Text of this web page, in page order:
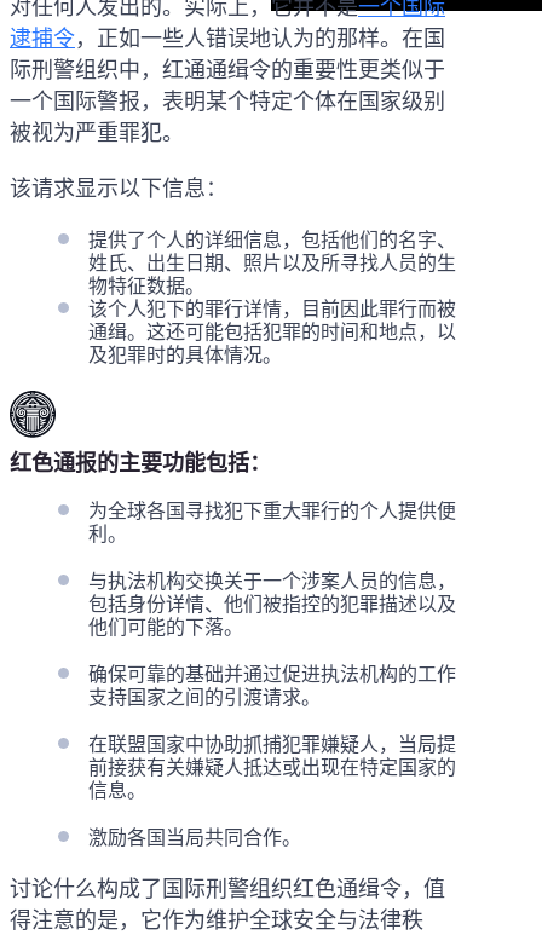
对任何人发出的。实际上，它并不是一个国际
逮捕令，正如一些人错误地认为的那样。在国
际刑警组织中，红通通缉令的重要性更类似于
一个国际警报，表明某个特定个体在国家级别
被视为严重罪犯。
该请求显示以下信息：
提供了个人的详细信息，包括他们的名字、
姓氏、出生日期、照片以及所寻找人员的生
物特征数据。
该个人犯下的罪行详情，目前因此罪行而被
通缉。这还可能包括犯罪的时间和地点，以
及犯罪时的具体情况。
红色通报的主要功能包括：
为全球各国寻找犯下重大罪行的个人提供便
利。
与执法机构交换关于一个涉案人员的信息，
包括身份详情、他们被指控的犯罪描述以及
他们可能的下落。
确保可靠的基础并通过促进执法机构的工作
支持国家之间的引渡请求。
在联盟国家中协助抓捕犯罪嫌疑人，当局提
前接获有关嫌疑人抵达或出现在特定国家的
信息。
激励各国当局共同合作。
讨论什么构成了国际刑警组织红色通缉令，值
得注意的是，它作为维护全球安全与法律秩